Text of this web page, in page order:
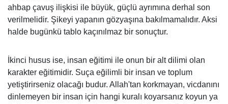
ahbap çavuş ilişkisi ile büyük, güçlü ayrımına derhal son
verilmelidir. Şikeyi yapanın gözyaşına bakılmamalıdır. Aksi
halde bugünkü tablo kaçınılmaz bir sonuçtur.
İkinci husus ise, insan eğitimi ile onun bir alt dilimi olan
karakter eğitimidir. Suça eğilimli bir insan ve toplum
yetiştirirseniz olacağı budur. Allah'tan korkmayan, vicdanını
dinlemeyen bir insan için hangi kuralı koyarsanız koyun ya